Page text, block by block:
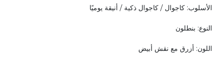
الأسلوب: كاجوال / كاجوال ذكية / أنيقة يوميًا
النوع: بنطلون
اللون: أزرق مع نقش أبيض